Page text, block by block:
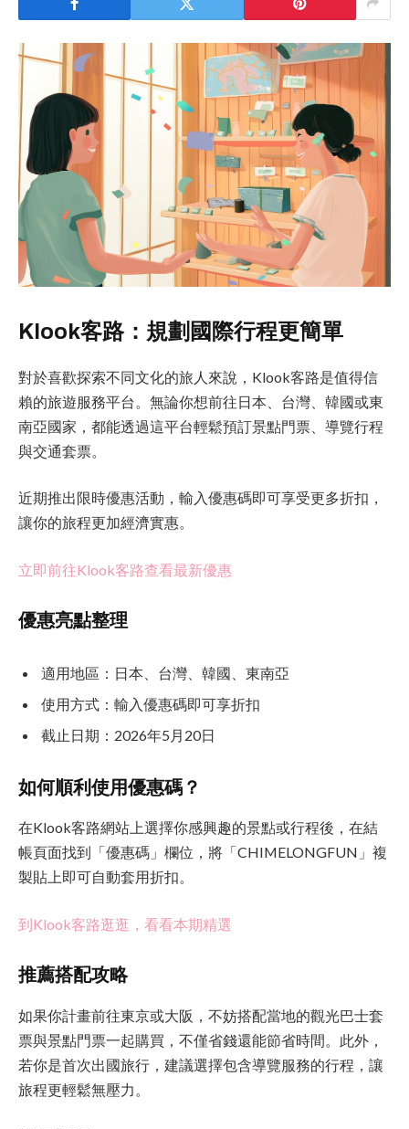
Klook客路：規劃國際行程更簡單
對於喜歡探索不同文化的旅人來說，Klook客路是值得信
賴的旅遊服務平台。無論你想前往日本、台灣、韓國或東
南亞國家，都能透過這平台輕鬆預訂景點門票、導覽行程
與交通套票。
近期推出限時優惠活動，輸入優惠碼即可享受更多折扣，
讓你的旅程更加經濟實惠。
立即前往Klook客路查看最新優惠
優惠亮點整理
適用地區：日本、台灣、韓國、東南亞
使用方式：輸入優惠碼即可享折扣
截止日期：2026年5月20日
如何順利使用優惠碼？
在Klook客路網站上選擇你感興趣的景點或行程後，在結
帳頁面找到「優惠碼」欄位，將「CHIMELONGFUN」複
製貼上即可自動套用折扣。
到Klook客路逛逛，看看本期精選
推薦搭配攻略
如果你計畫前往東京或大阪，不妨搭配當地的觀光巴士套
票與景點門票一起購買，不僅省錢還能節省時間。此外，
若你是首次出國旅行，建議選擇包含導覽服務的行程，讓
旅程更輕鬆無壓力。